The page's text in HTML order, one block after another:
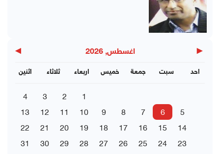
◀ اغسطس, 2026 ▶
اثنين ثلاثاء اربعاء خميس جمعة سبت احد
1
2
3
4
5
6
7
8
9
10
11
12
13
14
15
16
17
18
19
20
21
22
23
24
25
26
27
28
29
30
31